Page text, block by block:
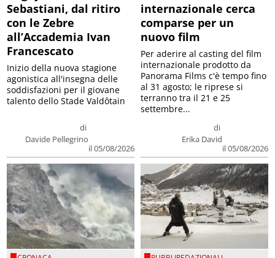
Sebastiani, dal ritiro
con le Zebre
all’Accademia Ivan
Francescato
di
Davide Pellegrino
il 05/08/2026
Inizio della nuova stagione
agonistica all'insegna delle
soddisfazioni per il giovane
talento dello Stade Valdôtain
internazionale cerca
comparse per un
nuovo film
di
Erika David
il 05/08/2026
Per aderire al casting del film
internazionale prodotto da
Panorama Films c'è tempo fino
al 31 agosto; le riprese si
terranno tra il 21 e 25
settembre...